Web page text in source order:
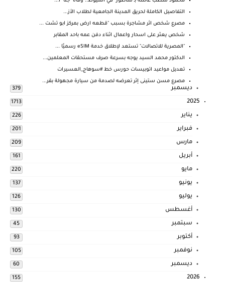
التفاصيل الكاملة لحريق المدينة الجامعية لطلاب الأز...
مصرع شخص اثر مشاجرة بسبب "قطعه ارض بمركز ابو تشت ...
شخص يعثر على اسحار واعمال اثناء دفن عمه باحد المقابر
"المصرية للاتصالات" تستعد لإطلاق خدمة eSIM رسميًا ...
الدكتور محمد السيد يوجه بسرعة صرف مستحقات المعلمين...
تعديل مواعيد اتوبيسات حورس خط #سوهاج_العسيرات
مصرع مسن ستينى إثر تعرضه لصدمة من سيارة مجهولة بقر...
ديسمبر 379
2025
1713
يناير 226
فبراير 201
مارس 209
أبريل 161
مايو 220
يونيو 137
يوليو 126
أغسطس 130
سبتمبر 45
أكتوبر 93
نوفمبر 105
ديسمبر 60
2026
155